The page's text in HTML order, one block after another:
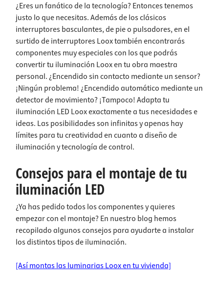
¿Eres un fanático de la tecnología? Entonces tenemos
justo lo que necesitas. Además de los clásicos
interruptores basculantes, de pie o pulsadores, en el
surtido de interruptores Loox también encontrarás
componentes muy especiales con los que podrás
convertir tu iluminación Loox en tu obra maestra
personal. ¿Encendido sin contacto mediante un sensor?
¡Ningún problema! ¿Encendido automático mediante un
detector de movimiento? ¡Tampoco! Adapta tu
iluminación LED Loox exactamente a tus necesidades e
ideas. Las posibilidades son infinitas y apenas hay
límites para tu creatividad en cuanto a diseño de
iluminación y tecnología de control.
Consejos para el montaje de tu
iluminación LED
¿Ya has pedido todos los componentes y quieres
empezar con el montaje? En nuestro blog hemos
recopilado algunos consejos para ayudarte a instalar
los distintos tipos de iluminación.
[Así montas las luminarias Loox en tu vivienda]